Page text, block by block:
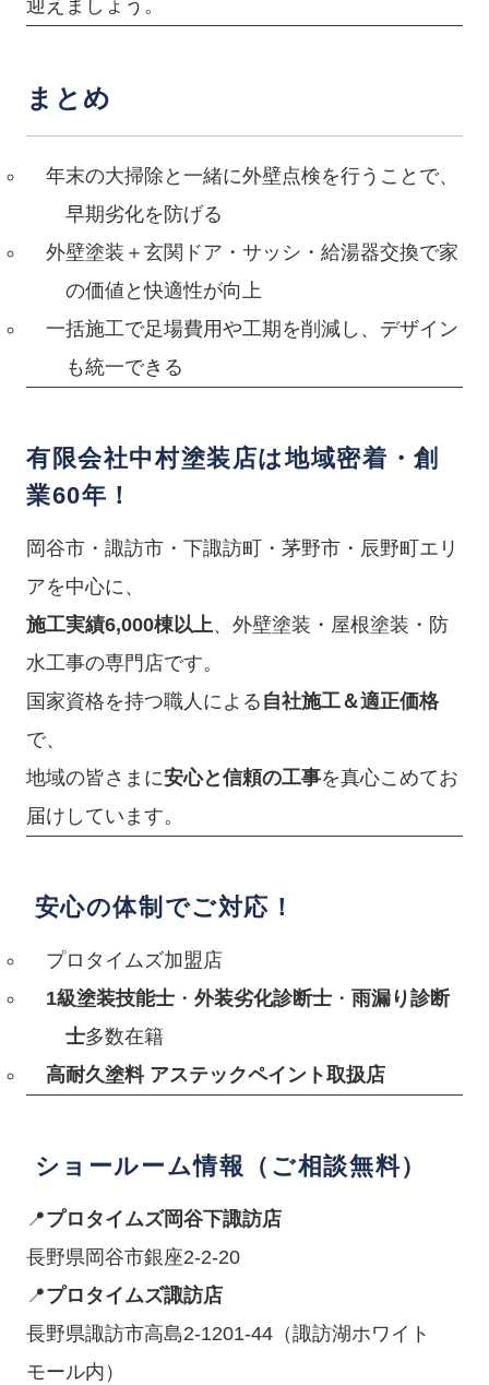
迎えましょう。
まとめ
年末の大掃除と一緒に外壁点検を行うことで、
早期劣化を防げる
外壁塗装＋玄関ドア・サッシ・給湯器交換で家
の価値と快適性が向上
一括施工で足場費用や工期を削減し、デザイン
も統一できる
有限会社中村塗装店は地域密着・創
業60年！
岡谷市・諏訪市・下諏訪町・茅野市・辰野町エリ
アを中心に、
施工実績6,000棟以上、外壁塗装・屋根塗装・防
水工事の専門店です。
国家資格を持つ職人による 自社施工＆適正価格
で、
地域の皆さまに安心と信頼の工事を真心こめてお
届けしています。
安心の体制でご対応！
プロタイムズ加盟店
1級塗装技能士・ 外装劣化診断士・ 雨漏り診断
士多数在籍
高耐久塗料 アステックペイント取扱店
ショールーム情報（ご相談無料）
📍プロタイムズ岡谷下諏訪店
長野県岡谷市銀座2-2-20
📍プロタイムズ諏訪店
長野県諏訪市高島2-1201-44（諏訪湖ホワイト
モール内）